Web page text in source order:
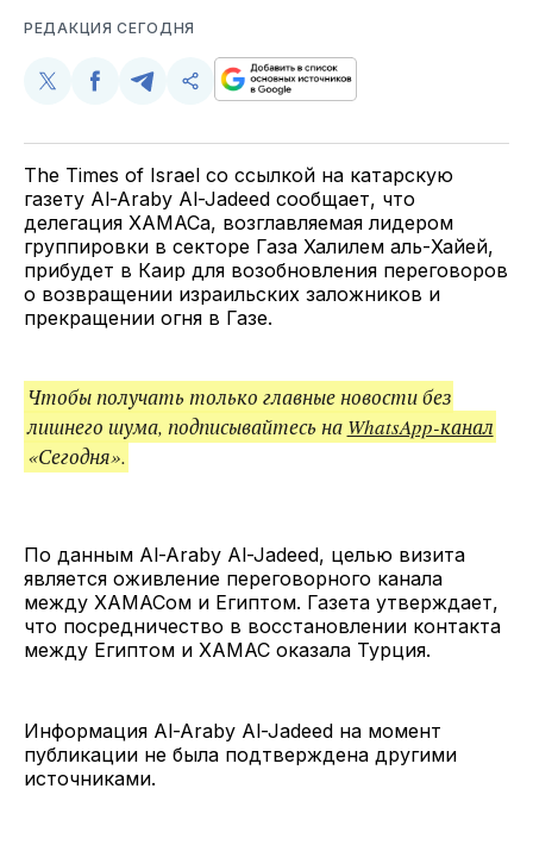
РЕДАКЦИЯ СЕГОДНЯ
Поделиться
Twitter
Поделиться
Facebook
Поделиться
Telegram
Скопируйте
поделитесь
ссылкой
The Times of Israel со ссылкой на катарскую
газету Al-Araby Al-Jadeed сообщает, что
делегация ХАМАСа, возглавляемая лидером
группировки в секторе Газа Халилем аль-Хайей,
прибудет в Каир для возобновления переговоров
о возвращении израильских заложников и
прекращении огня в Газе.
Чтобы получать только главные новости без
лишнего шума, подписывайтесь на WhatsApp-канал
«Сегодня».
По данным Al-Araby Al-Jadeed, целью визита
является оживление переговорного канала
между ХАМАСом и Египтом. Газета утверждает,
что посредничество в восстановлении контакта
между Египтом и ХАМАС оказала Турция.
Информация Al-Araby Al-Jadeed на момент
публикации не была подтверждена другими
источниками.